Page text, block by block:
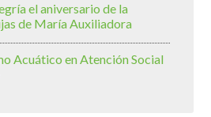
el aniversario de la
de María Auxiliadora
Acuático en Atención Social